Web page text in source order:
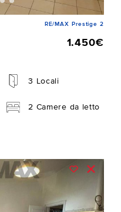
RE/MAX Prestige 2
1.450€
3 Locali
2 Camere da letto